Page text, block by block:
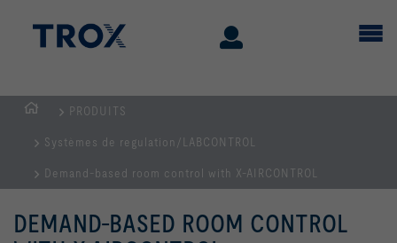
d'accueil
PRODUITS
Systèmes de regulation/LABCONTROL
Demand-based room control with X-AIRCONTROL
DEMAND-BASED ROOM CONTROL